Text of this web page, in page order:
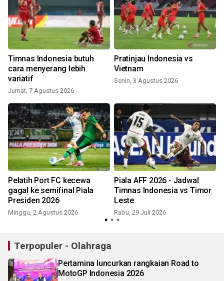
Timnas Indonesia butuh
cara menyerang lebih
variatif
Jumat, 7 Agustus 2026
Pratinjau Indonesia vs
Vietnam
Senin, 3 Agustus 2026
Pelatih Port FC kecewa
gagal ke semifinal Piala
Presiden 2026
Minggu, 2 Agustus 2026
Piala AFF 2026 - Jadwal
Timnas Indonesia vs Timor
Leste
Rabu, 29 Juli 2026
Terpopuler - Olahraga
Pertamina luncurkan rangkaian Road to
MotoGP Indonesia 2026